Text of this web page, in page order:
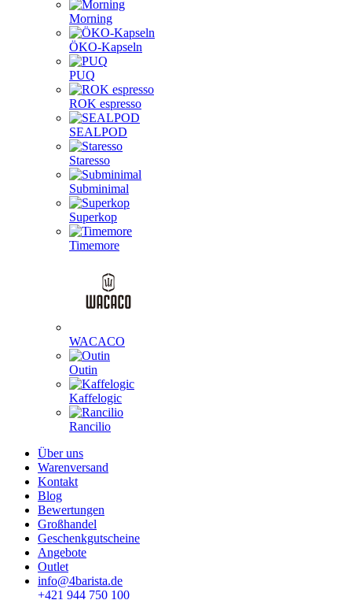
Morning
ÖKO-Kapseln
PUQ
ROK espresso
SEALPOD
Staresso
Subminimal
Superkop
Timemore
WACACO
Outin
Kaffelogic
Rancilio
Über uns
Warenversand
Kontakt
Blog
Bewertungen
Großhandel
Geschenkgutscheine
Angebote
Outlet
info@4barista.de
+421 944 750 100